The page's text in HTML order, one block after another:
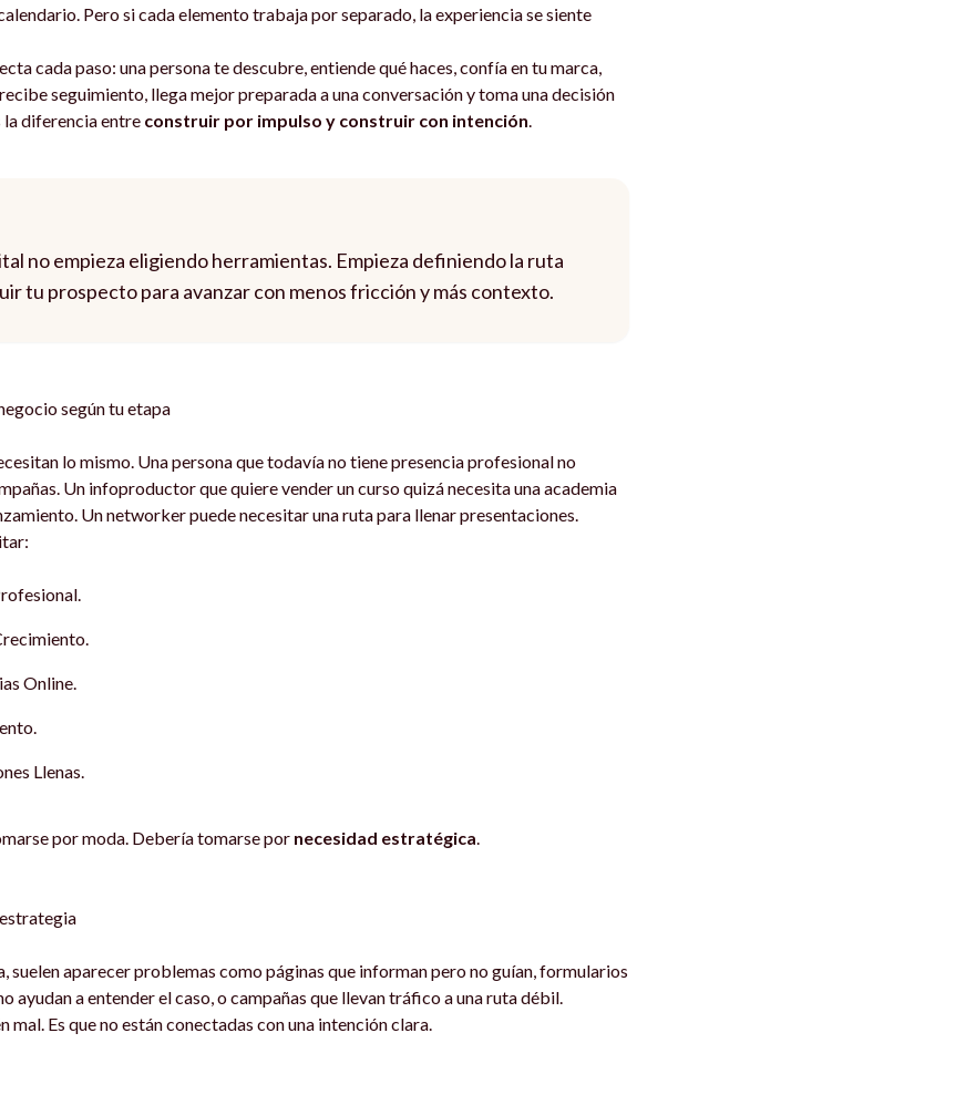
Pero si cada elemento trabaja por separado, la experiencia se siente
cada paso: una persona te descubre, entiende qué haces, confía en tu marca,
seguimiento, llega mejor preparada a una conversación y toma una decisión
la diferencia entre construir por impulso y construir con intención.
no empieza eligiendo herramientas. Empieza definiendo la ruta
tu prospecto para avanzar con menos fricción y más contexto.
según tu etapa
lo mismo. Una persona que todavía no tiene presencia profesional no
Un infoproductor que quiere vender un curso quizá necesita una academia
Un networker puede necesitar una ruta para llenar presentaciones.
Online.
Llenas.
por moda. Debería tomarse por necesidad estratégica.
suelen aparecer problemas como páginas que informan pero no guían, formularios
ayudan a entender el caso, o campañas que llevan tráfico a una ruta débil.
mal. Es que no están conectadas con una intención clara.